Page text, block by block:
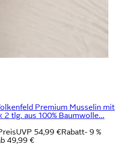
Premium Musselin mit
2 tlg. aus 100% Baumwolle...
UVP 54,99 €Rabatt- 9 %
49,99 €